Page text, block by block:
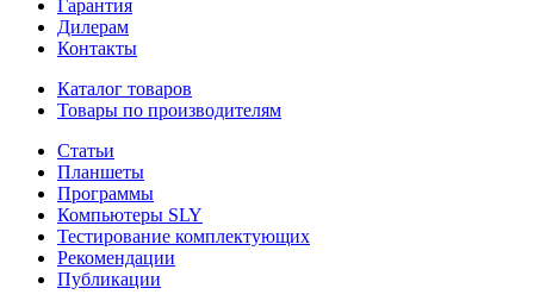
Гарантия
Дилерам
Контакты
Каталог товаров
Товары по производителям
Статьи
Планшеты
Программы
Компьютеры SLY
Тестирование комплектующих
Рекомендации
Публикации